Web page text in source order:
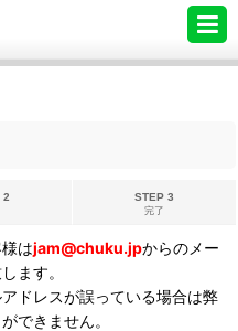
2
STEP 3
完了
はjam@chuku.jpからのメー
ます。
ドレスが誤っている場合は弊
できません。